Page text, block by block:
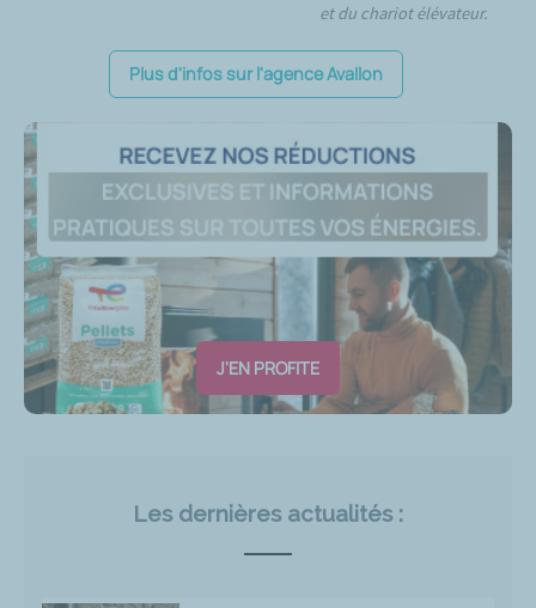
et du chariot élévateur.
Plus d'infos sur l'agence Avallon
J'EN PROFITE
Les dernières actualités :